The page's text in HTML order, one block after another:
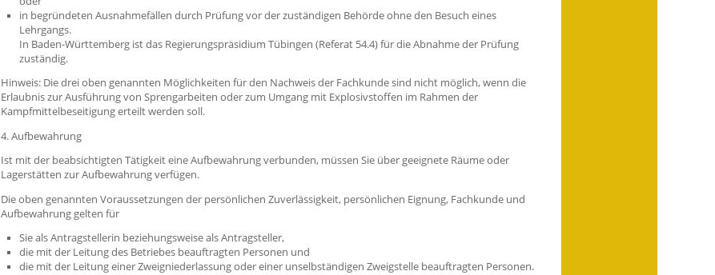
in begründeten Ausnahmefällen durch Prüfung vor der zuständigen Behörde ohne den Besuch eines
Lehrgangs.
In Baden-Württemberg ist das Regierungspräsidium Tübingen (Referat 54.4) für die Abnahme der Prüfung
zuständig.
Hinweis: Die drei oben genannten Möglichkeiten für den Nachweis der Fachkunde sind nicht möglich, wenn die
Erlaubnis zur Ausführung von Sprengarbeiten oder zum Umgang mit Explosivstoffen im Rahmen der
Kampfmittelbeseitigung erteilt werden soll.
4. Aufbewahrung
Ist mit der beabsichtigten Tätigkeit eine Aufbewahrung verbunden, müssen Sie über geeignete Räume oder
Lagerstätten zur Aufbewahrung verfügen.
Die oben genannten Voraussetzungen der persönlichen Zuverlässigkeit, persönlichen Eignung, Fachkunde und
Aufbewahrung gelten für
Sie als Antragstellerin beziehungsweise als Antragsteller,
die mit der Leitung des Betriebes beauftragten Personen und
die mit der Leitung einer Zweigniederlassung oder einer unselbständigen Zweigstelle beauftragten Personen.